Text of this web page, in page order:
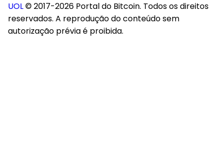
UOL© 2017-2026 Portal do Bitcoin. Todos os direitos
reservados. A reprodução do conteúdo sem
autorização prévia é proibida.